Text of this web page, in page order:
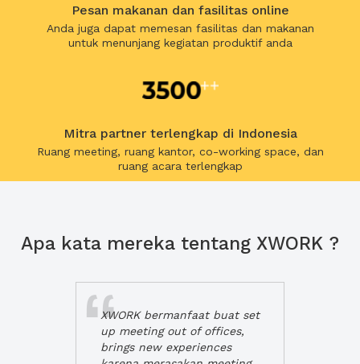
Pesan makanan dan fasilitas online
Anda juga dapat memesan fasilitas dan makanan
untuk menunjang kegiatan produktif anda
Mitra partner terlengkap di Indonesia
Ruang meeting, ruang kantor, co-working space, dan
ruang acara terlengkap
Apa kata mereka tentang XWORK ?
XWORK bermanfaat buat set
up meeting out of offices,
brings new experiences